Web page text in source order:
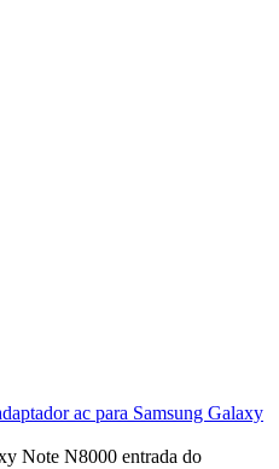
ac para Samsung Galaxy
Note N8000 entrada do